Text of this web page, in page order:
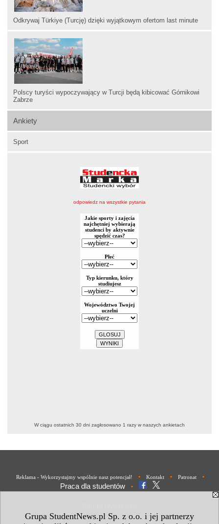
Grupa StudentNews.pl Sp. z o.o. i jej partnerzy
Odkrywaj Türkiye (Turcję) dzięki wyjątkowym ofertom last minute
Polscy turyści wypoczywający w Turcji będą kibicować Górnikowi
Zabrze
Ankiety
Sport
odpowiedz na wszystkie pytania
W ciągu ostatnich 30 dni zagłosowano 1 razy w naszych ankietach
Reklama - Wykorzystajmy wspólnie nasz potencjał! • Kontakt • Patronat •
Praca dla studentów •